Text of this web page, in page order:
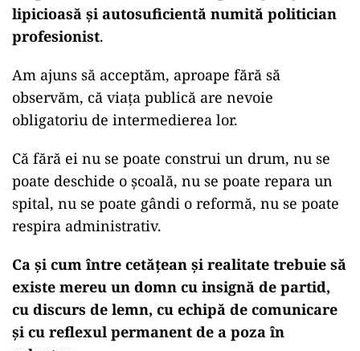
lipicioasă și autosuficientă numită politician
profesionist.
Am ajuns să acceptăm, aproape fără să
observăm, că viața publică are nevoie
obligatoriu de intermedierea lor.
Că fără ei nu se poate construi un drum, nu se
poate deschide o școală, nu se poate repara un
spital, nu se poate gândi o reformă, nu se poate
respira administrativ.
Ca și cum între cetățean și realitate trebuie să
existe mereu un domn cu insignă de partid,
cu discurs de lemn, cu echipă de comunicare
și cu reflexul permanent de a poza în